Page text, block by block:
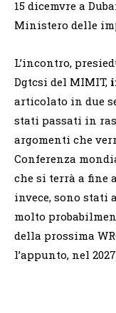
15 dicemvre a
Ministero delle
L’incontro,
Dgtcsi del MIMIT,
articolato in due
stati passati in
argomenti che
Conferenza
che si terrà a fine
invece, sono stati
molto
della prossima
l’appunto, nel